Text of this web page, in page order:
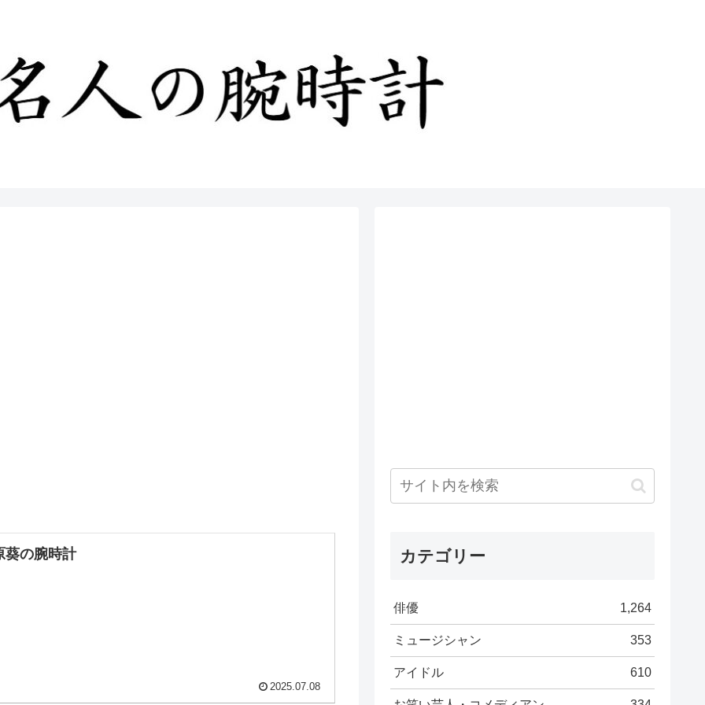
葵の腕時計
2025.07.08
カテゴリー
俳優 1,264
ミュージシャン 353
アイドル 610